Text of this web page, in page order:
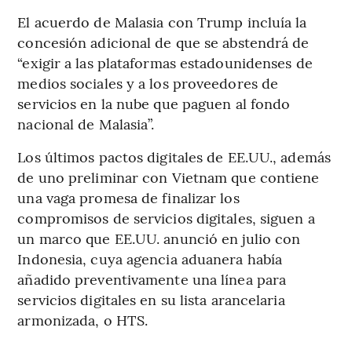
El acuerdo de Malasia con Trump incluía la
concesión adicional de que se abstendrá de
“exigir a las plataformas estadounidenses de
medios sociales y a los proveedores de
servicios en la nube que paguen al fondo
nacional de Malasia”.
Los últimos pactos digitales de EE.UU., además
de uno preliminar con Vietnam que contiene
una vaga promesa de finalizar los
compromisos de servicios digitales, siguen a
un marco que EE.UU. anunció en julio con
Indonesia, cuya agencia aduanera había
añadido preventivamente una línea para
servicios digitales en su lista arancelaria
armonizada, o HTS.